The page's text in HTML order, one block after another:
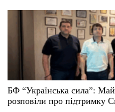
БФ “Українська сила”:
розповіли про підтримку